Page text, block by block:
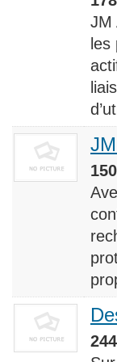
JM
les